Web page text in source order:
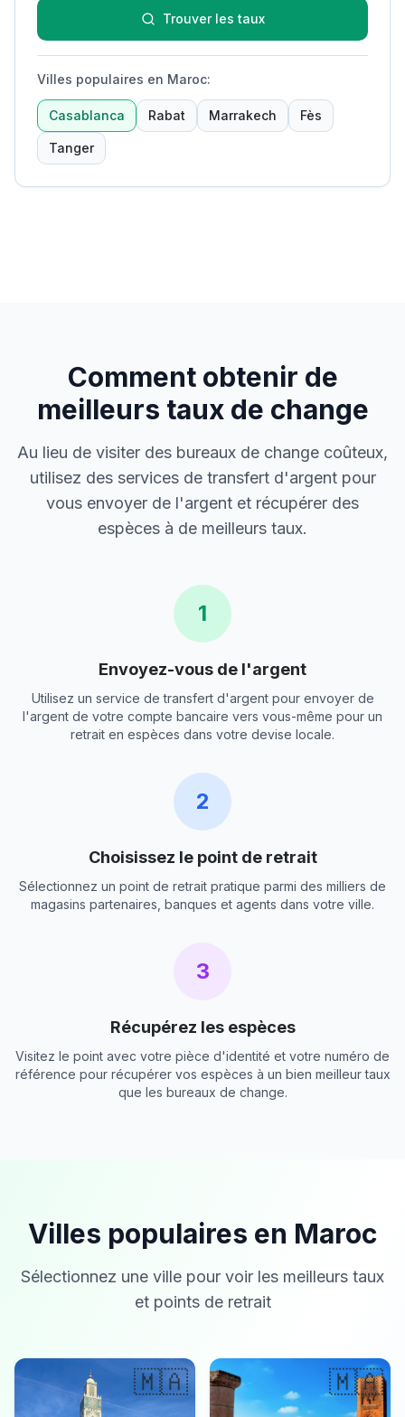
Trouver les taux
Villes populaires en Maroc:
Casablanca Rabat Marrakech Fès
Tanger
Comment obtenir de
meilleurs taux de change
Au lieu de visiter des bureaux de change coûteux,
utilisez des services de transfert d'argent pour
vous envoyer de l'argent et récupérer des
espèces à de meilleurs taux.
1
Envoyez-vous de l'argent
Utilisez un service de transfert d'argent pour envoyer de
l'argent de votre compte bancaire vers vous-même pour un
retrait en espèces dans votre devise locale.
2
Choisissez le point de retrait
Sélectionnez un point de retrait pratique parmi des milliers de
magasins partenaires, banques et agents dans votre ville.
3
Récupérez les espèces
Visitez le point avec votre pièce d'identité et votre numéro de
référence pour récupérer vos espèces à un bien meilleur taux
que les bureaux de change.
Villes populaires en Maroc
Sélectionnez une ville pour voir les meilleurs taux
et points de retrait
🇲🇦 🇲🇦